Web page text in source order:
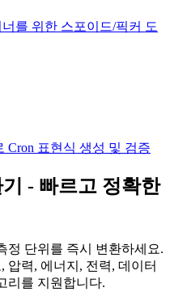
를 위한 스포이드/픽커 도
Cron 표현식 생성 및 검증
- 빠르고 정확한
정 단위를 즉시 변환하세요.
압력, 에너지, 전력, 데이터
리를 지원합니다.